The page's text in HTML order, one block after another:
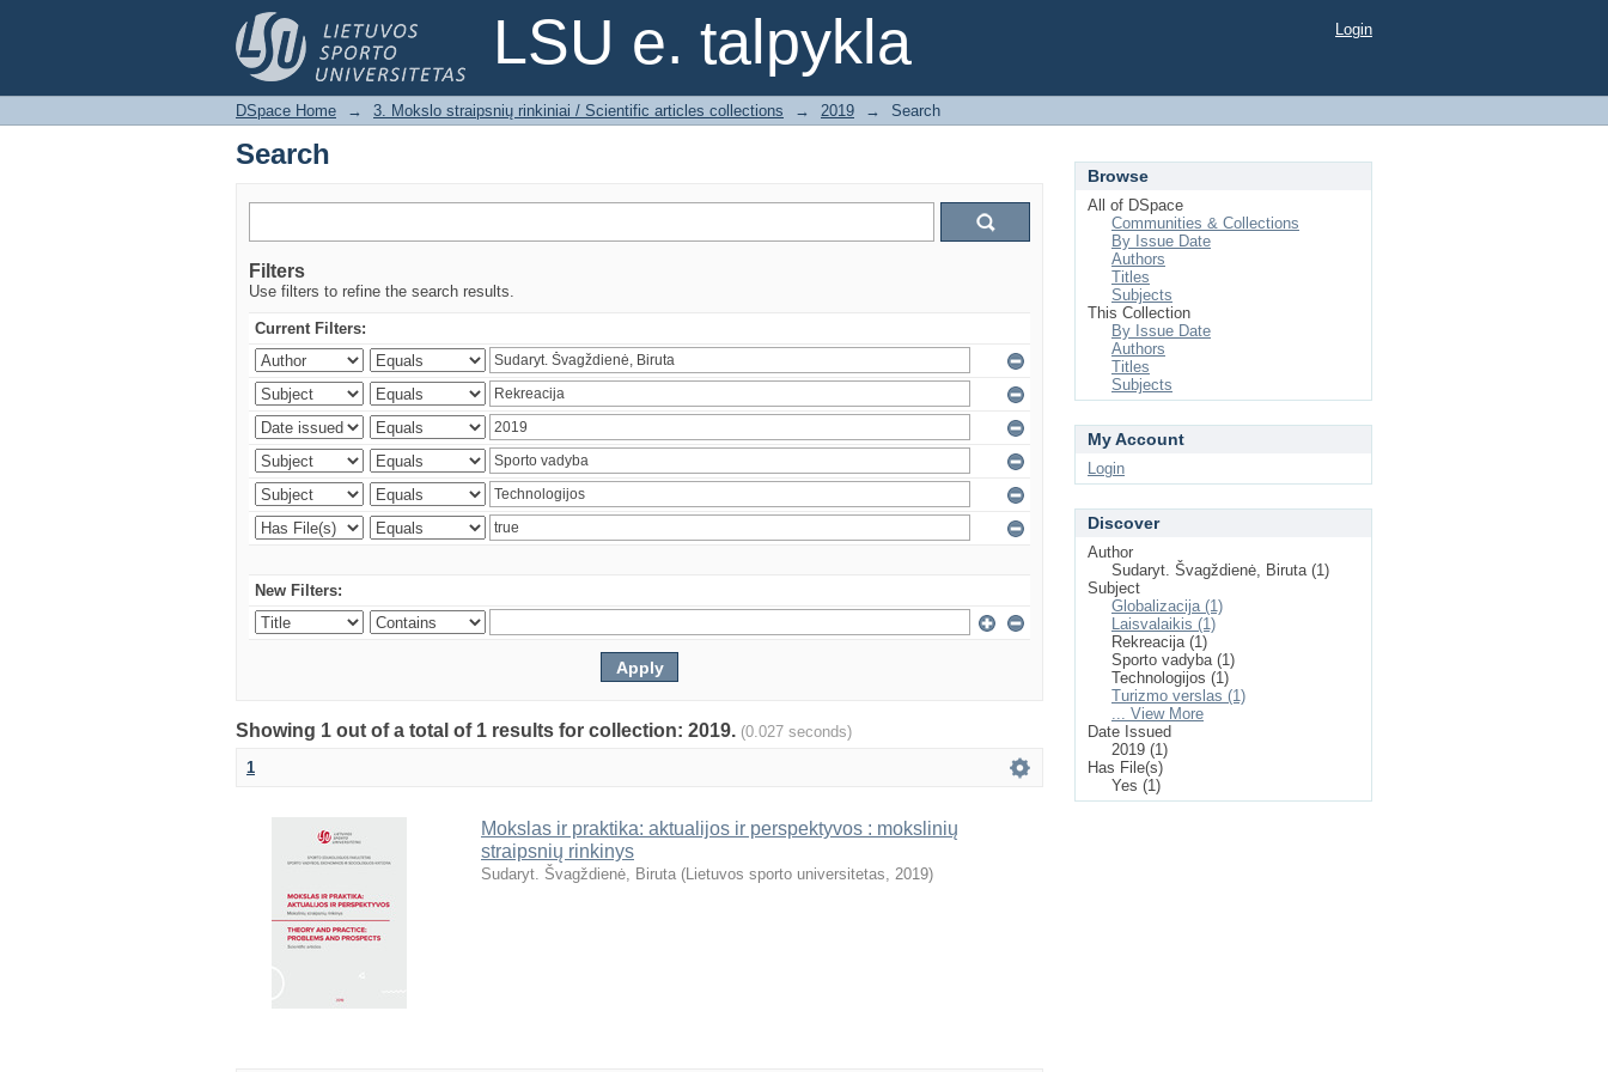
LSU e. talpykla
Search Login
DSpace Home → 3. Mokslo straipsnių rinkiniai / Scientific articles collections → 2019 → Search
Search
Filters
Use filters to refine the search results.
Current Filters:
New Filters:
Showing 1 out of a total of 1 results for collection: 2019. (0.027 seconds)
1
Mokslas ir praktika: aktualijos ir perspektyvos : mokslinių
straipsnių rinkinys
Sudaryt. Švagždienė, Biruta (Lietuvos sporto universitetas, 2019)
Browse
All of DSpace
Communities & Collections
By Issue Date
Authors
Titles
Subjects
This Collection
By Issue Date
Authors
Titles
Subjects
My Account
Login
Discover
Author
Sudaryt. Švagždienė, Biruta (1)
Subject
Globalizacija (1)
Laisvalaikis (1)
Rekreacija (1)
Sporto vadyba (1)
Technologijos (1)
Turizmo verslas (1)
... View More
Date Issued
2019 (1)
Has File(s)
Yes (1)